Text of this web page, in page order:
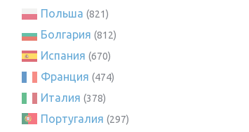
Польша (821)
Болгария (812)
Испания (670)
Франция (474)
Италия (378)
Португалия (297)